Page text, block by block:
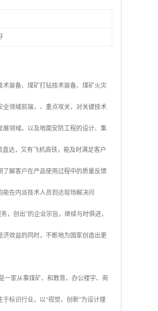
装备、煤矿打钻技术装备、煤矿火灾
领域前端，、重点攻关，对关键技术
领域。以及地面安防工程的设计、集
达，又有飞机高铁，能及时满足客户
解客户在产品使用过程中的质量反馈
在内派技术人员到达现场解决问
，创出”的企业宗旨，继续与时俱进，
效益的同时，不断地为国家创造出更
一家从事煤矿、和教育、办公楼宇、商
标识行业，以“视觉、创新”为设计理